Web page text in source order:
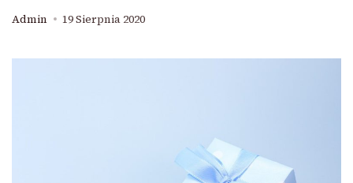
Admin 19 Sierpnia 2020